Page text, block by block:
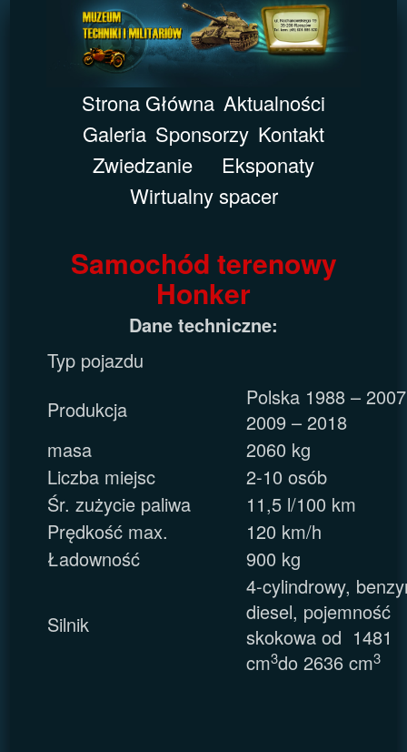
Strona Główna Aktualności
Galeria Sponsorzy Kontakt
Zwiedzanie
Eksponaty
Wirtualny spacer
Samochód terenowy
Honker
Dane techniczne:
Typ pojazdu
Produkcja
Polska 1988 – 2007
2009 – 2018
masa
2060 kg
Liczba miejsc
2-10 osób
Śr. zużycie paliwa
11,5 l/100 km
Prędkość max.
120 km/h
Ładowność
900 kg
Silnik
4-cylindrowy,
diesel, pojemność
skokowa od 1481
cm3do 2636 cm3